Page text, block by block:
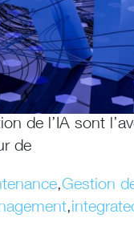
de l’IA sont
de
,Gestion
,